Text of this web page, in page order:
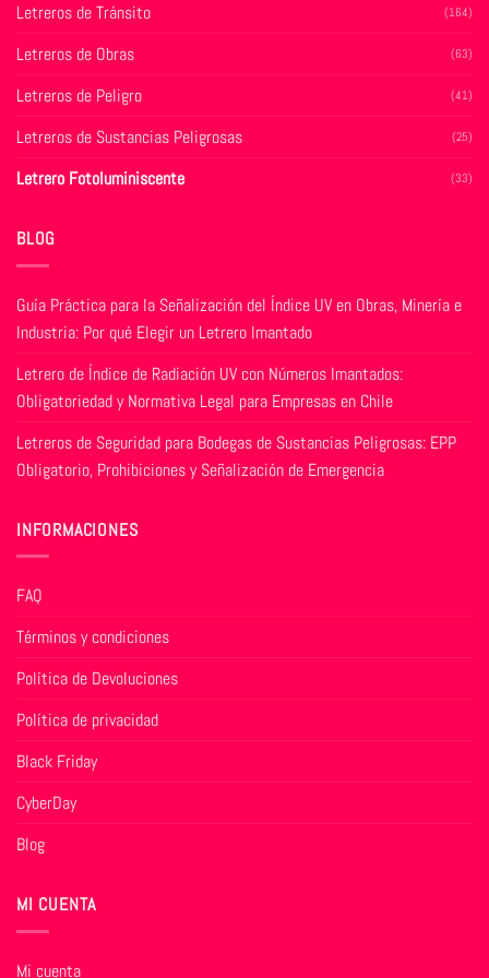
la
de
Letreros de Tránsito (164)
Letreros de Obras (63)
Letreros de Peligro (41)
Letreros de Sustancias Peligrosas (25)
Letrero Fotoluminiscente (33)
BLOG
Guía Práctica para la Señalización del Índice UV en Obras, Minería e
Industria: Por qué Elegir un Letrero Imantado
Letrero de Índice de Radiación UV con Números Imantados:
Obligatoriedad y Normativa Legal para Empresas en Chile
Letreros de Seguridad para Bodegas de Sustancias Peligrosas: EPP
Obligatorio, Prohibiciones y Señalización de Emergencia
INFORMACIONES
FAQ
Términos y condiciones
Política de Devoluciones
Política de privacidad
Black Friday
CyberDay
Blog
MI CUENTA
Mi cuenta